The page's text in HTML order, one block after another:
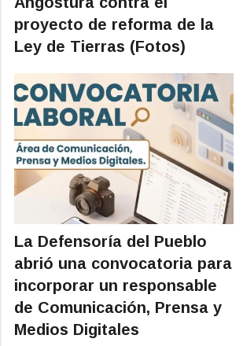
proyecto de reforma de la
Ley de Tierras (Fotos)
La Defensoría del Pueblo
abrió una convocatoria para
incorporar un responsable
de Comunicación, Prensa y
Medios Digitales